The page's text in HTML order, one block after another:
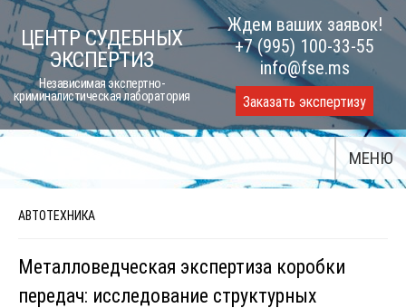
Skip
to
content
ЦЕНТР СУДЕБНЫХ
ЭКСПЕРТИЗ
Независимая экспертно-
криминалистическая лаборатория
Ждем ваших заявок!
+7 (995) 100-33-55
info@fse.ms
Заказать экспертизу
МЕНЮ
АВТОТЕХНИКА
Металловедческая экспертиза коробки
передач: исследование структурных